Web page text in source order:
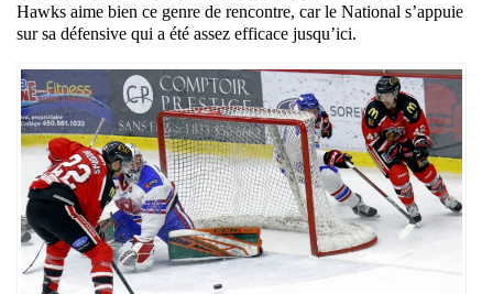
Hawks aime bien ce genre de rencontre, car le National s’appuie
sur sa défensive qui a été assez efficace jusqu’ici.